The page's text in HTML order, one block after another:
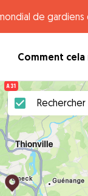
de
Comment cela